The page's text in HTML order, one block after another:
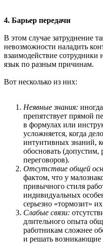
4. Барьер передачи
В этом случае затруднение
невозможности наладить
взаимодействие сотрудники
язык по разным причинам.
Вот несколько из них:
Неявные знания:
препятствует прямой
в формулах или
усложняется, когда
интуитивных знаний,
обосновать
переговоров).
Отсутствие общей
фактом, что у
привычного стиля
индивидуальных
серьезно «тормозит»
Слабые связи:
длительного опыта
работникам сложнее
и решать